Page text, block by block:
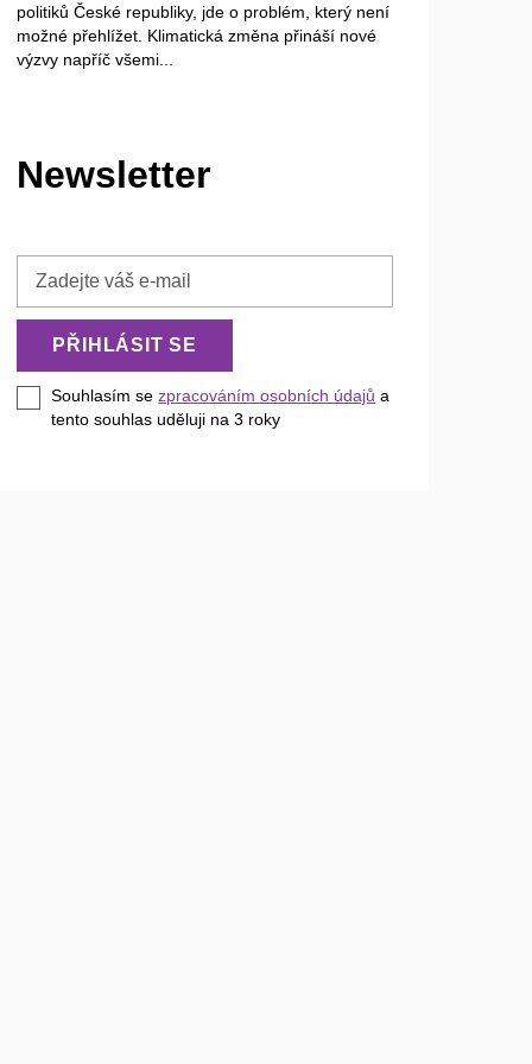
politiků České republiky, jde o problém, který není
možné přehlížet. Klimatická změna přináší nové
výzvy napříč všemi...
Newsletter
e-
PŘIHLÁSIT SE
Souhlasím sezpracováním osobních údajů a
tento souhlas uděluji na 3 roky